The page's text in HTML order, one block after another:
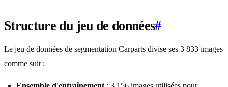
Structure du jeu de données#
Le jeu de données de segmentation Carparts divise ses 3 833 images
comme suit :